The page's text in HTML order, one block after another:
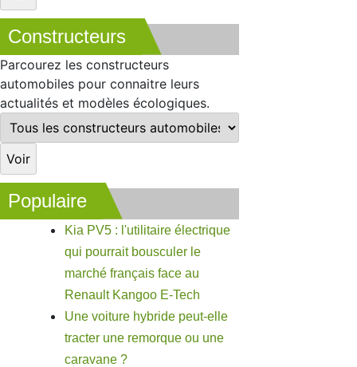
Constructeurs
Parcourez les constructeurs
automobiles pour connaitre leurs
actualités et modèles écologiques.
Populaire
Kia PV5 : l'utilitaire électrique
qui pourrait bousculer le
marché français face au
Renault Kangoo E-Tech
Une voiture hybride peut-elle
tracter une remorque ou une
caravane ?